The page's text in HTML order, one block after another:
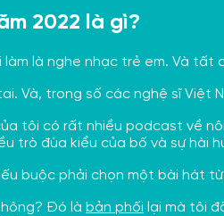
2022 là gì?
là nghe nhạc trẻ em. Và tất
Và, trong số các nghệ sĩ Việt
tôi có rất nhiều podcast về
trò đùa kiểu của bố và sự hài
buộc phải chọn một bài hát
Đó là bản phối lại mà tôi